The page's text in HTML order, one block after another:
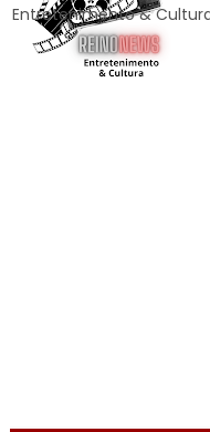
Entretenimento &